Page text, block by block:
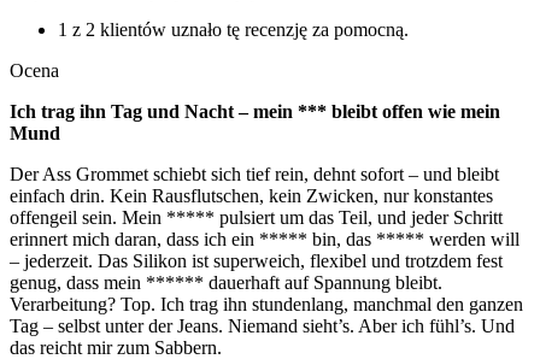
1 z 2 klientów uznało tę recenzję za pomocną.
Ocena
Ich trag ihn Tag und Nacht – mein *** bleibt offen wie mein
Mund
Der Ass Grommet schiebt sich tief rein, dehnt sofort – und bleibt
einfach drin. Kein Rausflutschen, kein Zwicken, nur konstantes
offengeil sein. Mein ***** pulsiert um das Teil, und jeder Schritt
erinnert mich daran, dass ich ein ***** bin, das ***** werden will
– jederzeit. Das Silikon ist superweich, flexibel und trotzdem fest
genug, dass mein ****** dauerhaft auf Spannung bleibt.
Verarbeitung? Top. Ich trag ihn stundenlang, manchmal den ganzen
Tag – selbst unter der Jeans. Niemand sieht’s. Aber ich fühl’s. Und
das reicht mir zum Sabbern.